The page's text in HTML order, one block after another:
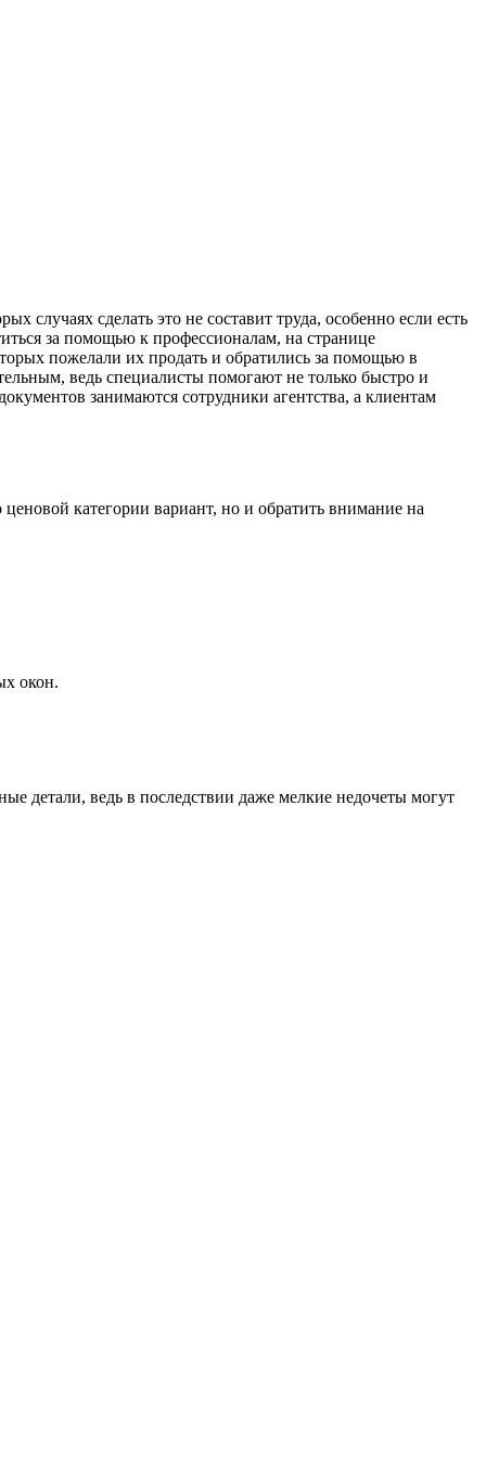
случаях сделать это не составит труда, особенно если есть
за помощью к профессионалам, на странице
пожелали их продать и обратились за помощью в
ведь специалисты помогают не только быстро и
занимаются сотрудники агентства, а клиентам
категории вариант, но и обратить внимание на
окон.
детали, ведь в последствии даже мелкие недочеты могут